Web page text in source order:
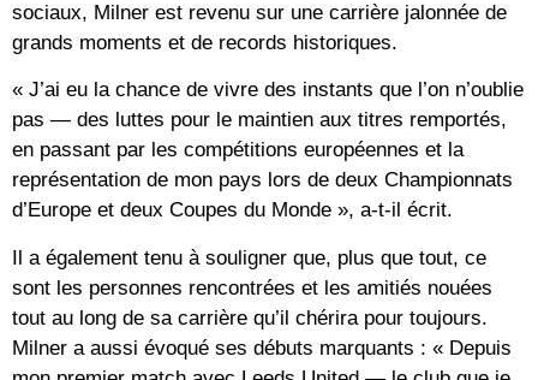
sociaux, Milner est revenu sur une carrière jalonnée de
grands moments et de records historiques.
« J’ai eu la chance de vivre des instants que l’on n’oublie
pas — des luttes pour le maintien aux titres remportés,
en passant par les compétitions européennes et la
représentation de mon pays lors de deux Championnats
d’Europe et deux Coupes du Monde », a-t-il écrit.
Il a également tenu à souligner que, plus que tout, ce
sont les personnes rencontrées et les amitiés nouées
tout au long de sa carrière qu’il chérira pour toujours.
Milner a aussi évoqué ses débuts marquants : « Depuis